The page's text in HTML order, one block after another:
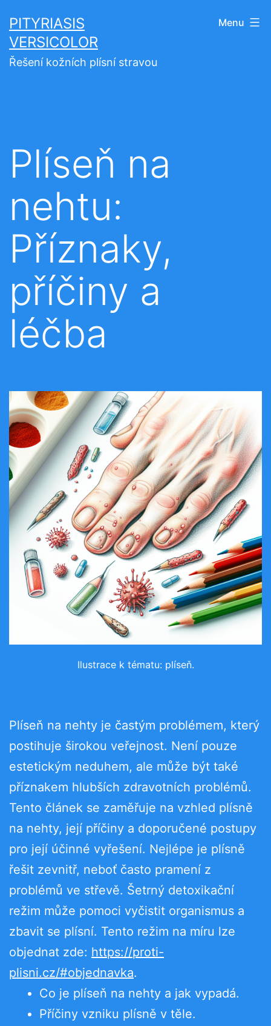
obsahu
PITYRIASIS
VERSICOLOR
Řešení kožních plísní stravou
Menu
Plíseň na
nehtu:
Příznaky,
příčiny a
léčba
Ilustrace k tématu: plíseň.
Plíseň na nehty je častým problémem, který
postihuje širokou veřejnost. Není pouze
estetickým neduhem, ale může být také
příznakem hlubších zdravotních problémů.
Tento článek se zaměřuje na vzhled plísně
na nehty, její příčiny a doporučené postupy
pro její účinné vyřešení. Nejlépe je plísně
řešit zevnitř, neboť často pramení z
problémů ve střevě. Šetrný detoxikační
režim může pomoci vyčistit organismus a
zbavit se plísní. Tento režim na míru lze
objednat zde: https://proti-
plisni.cz/#objednavka.
Co je plíseň na nehty a jak vypadá.
Příčiny vzniku plísně v těle.